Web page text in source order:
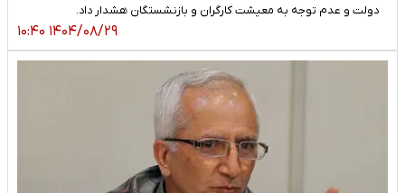
دولت و عدم توجه به معیشت کارگران و بازنشستگان هشدار داد.
۱۴۰۴/۰۸/۲۹ ۱۰:۴۰